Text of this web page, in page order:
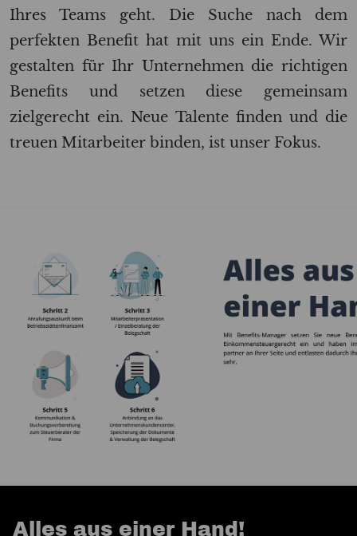
Ihres Teams geht. Die Suche nach dem
perfekten Benefit hat mit uns ein Ende. Wir
gestalten für Ihr Unternehmen die richtigen
Benefits und setzen diese gemeinsam
zielgerecht ein. Neue Talente finden und die
treuen Mitarbeiter binden, ist unser Fokus.
Alles aus einer Hand!